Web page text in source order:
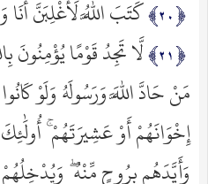
كَتَبَ اللَّهُ لَأَغْلِبَنَّ
لَّا تَجِدُ قَوْمًا يُؤْمِنُونَ
مَنْ حَادَّ اللَّهَ وَرَسُولَهُ وَلَوْ
إِخْوَانَهُمْ أَوْ عَشِيرَتَهُمْ
وَأَيَّدَهُم بِرُوحٍ مِّنْهُ